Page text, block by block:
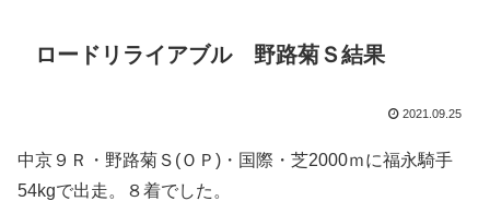
ロードリライアブル 野路菊Ｓ結果
2021.09.25
中京９Ｒ・野路菊Ｓ(ＯＰ)・国際・芝2000ｍに福永騎手
54kgで出走。８着でした。